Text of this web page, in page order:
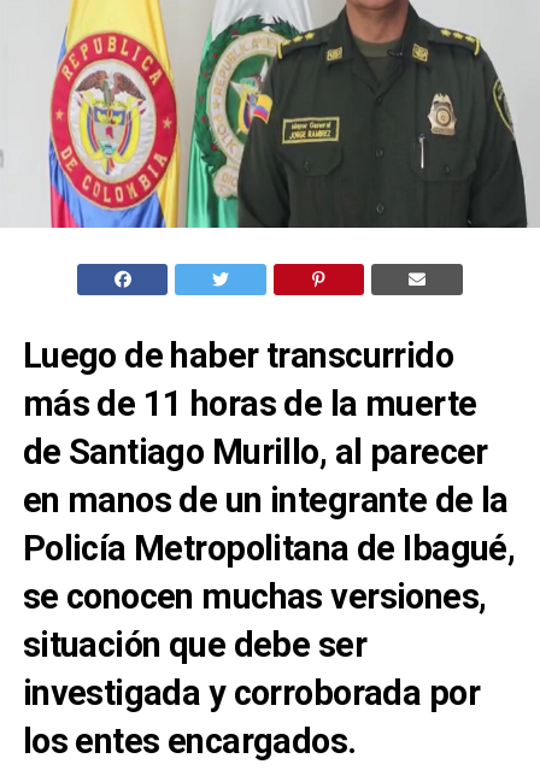
Luego de haber transcurrido
más de 11 horas de la muerte
de Santiago Murillo, al parecer
en manos de un integrante de la
Policía Metropolitana de Ibagué,
se conocen muchas versiones,
situación que debe ser
investigada y corroborada por
los entes encargados.